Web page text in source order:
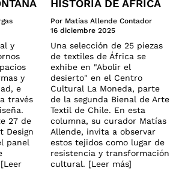
y
y
e
través
27 de
Design
panel
HISTORIA DE ÁFRICA
Por Matías Allende Contador
16 diciembre 2025
Una selección de 25 piezas
de textiles de África se
exhibe en "Abolir el
desierto" en el Centro
Cultural La Moneda, parte
de la segunda Bienal de Arte
Textil de Chile. En esta
columna, su curador Matías
Allende, invita a observar
estos tejidos como lugar de
resistencia y transformación
cultural. [Leer más]